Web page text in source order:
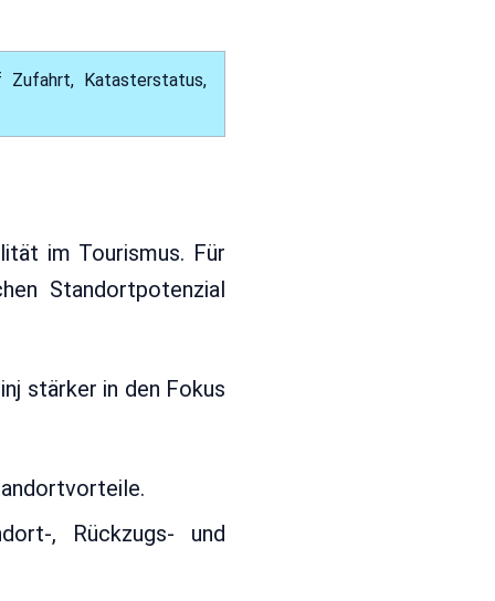
Katasterstatus,
im Tourismus. Für
Standortpotenzial
stärker in den Fokus
, Rückzugs- und